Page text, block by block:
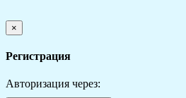
×
Регистрация
Авторизация через: